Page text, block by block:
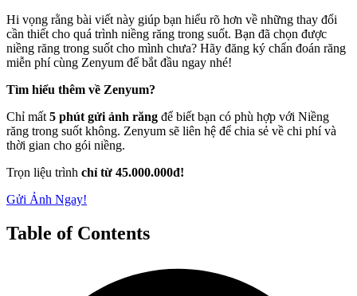
Hi vọng rằng bài viết này giúp bạn hiểu rõ hơn về những thay đổi
cần thiết cho quá trình niềng răng trong suốt. Bạn đã chọn được
niềng răng trong suốt cho mình chưa? Hãy đăng ký chẩn đoán răng
miễn phí cùng Zenyum để bắt đầu ngay nhé!
Tìm hiểu thêm về Zenyum?
Chỉ mất 5 phút gửi ảnh răng để biết bạn có phù hợp với Niềng
răng trong suốt không. Zenyum sẽ liên hệ để chia sẻ về chi phí và
thời gian cho gói niềng.
Trọn liệu trình chỉ từ 45.000.000đ!
Gửi Ảnh Ngay!
Table of Contents